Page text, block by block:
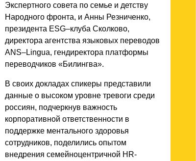
Экспертного совета по семье и детству
Народного фронта, и Анны Резниченко,
президента ESG–клуба Сколково,
директора агентства языковых переводов
ANS–Lingua, гендиректора платформы
переводчиков «Билингва».
В своих докладах спикеры представили
данные о высоком уровне тревоги среди
россиян, подчеркнув важность
корпоративной ответственности в
поддержке ментального здоровья
сотрудников, поделились опытом
внедрения семейноцентричной HR-